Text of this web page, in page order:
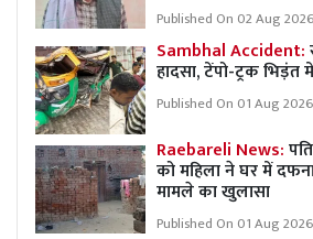
Published On 02 Aug
Sambhal Accident:
हादसा, टेंपो-ट्रक भिड़ंत
Published On 01 Aug
Raebareli News:
को महिला ने घर में
मामले का खुलासा
Published On 01 Aug